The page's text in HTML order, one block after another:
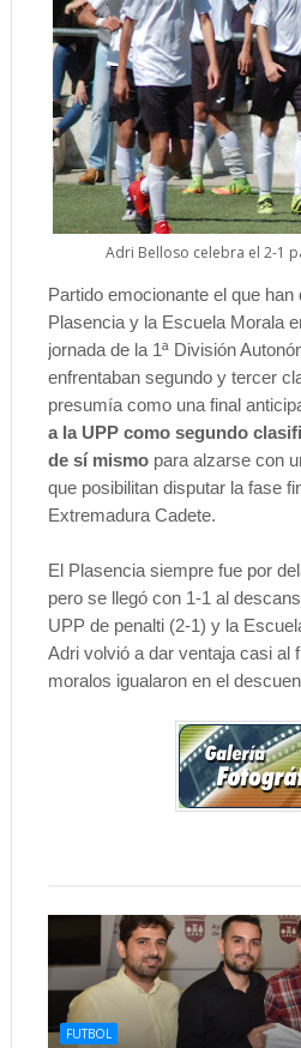
Adri Belloso celebra el 2-1
Partido emocionante el que han
Plasencia y la Escuela Morala
jornada de la 1ª División
enfrentaban segundo y tercer
presumía como una final
a la UPP como segundo
de sí mismopara alzarse con
que posibilitan disputar la fase
Extremadura Cadete.
El Plasencia siempre fue por
pero se llegó con 1-1 al
UPP de penalti (2-1) y la
Adri volvió a dar ventaja casi al
moralos igualaron en el
FUTBOL